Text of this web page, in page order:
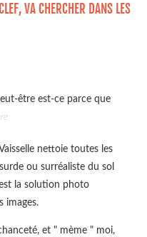
VA CHERCHER DANS LES
être est-ce parce que
nettoie toutes les
ou surréaliste du sol
la solution photo
images.
et " mème " moi,